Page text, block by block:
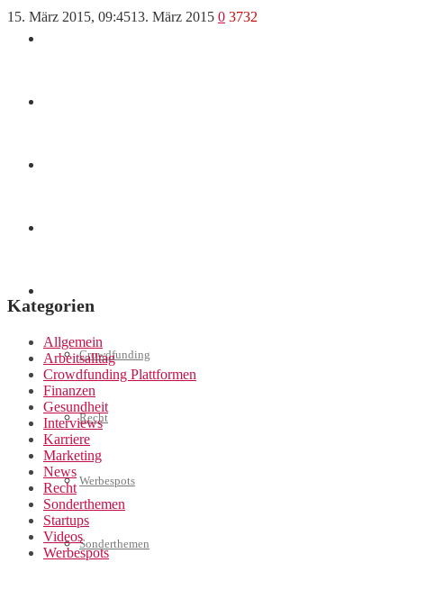
Crowdfunding
Recht
Werbespots
Sonderthemen
15. März 2015, 09:4513. März 2015 0 3732
Kategorien
Allgemein
Arbeitsalltag
Crowdfunding Plattformen
Finanzen
Gesundheit
Interviews
Karriere
Marketing
News
Recht
Sonderthemen
Startups
Videos
Werbespots